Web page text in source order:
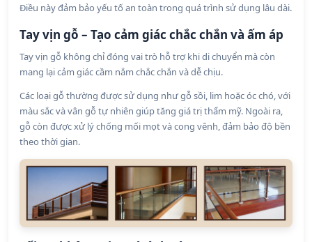
Điều này đảm bảo yếu tố an toàn trong quá trình sử dụng lâu dài.
Tay vịn gỗ – Tạo cảm giác chắc chắn và ấm áp
Tay vịn gỗ không chỉ đóng vai trò hỗ trợ khi di chuyển mà còn
mang lại cảm giác cầm nắm chắc chắn và dễ chịu.
Các loại gỗ thường được sử dụng như gỗ sồi, lim hoặc óc chó, với
màu sắc và vân gỗ tự nhiên giúp tăng giá trị thẩm mỹ. Ngoài ra,
gỗ còn được xử lý chống mối mọt và cong vênh, đảm bảo độ bền
theo thời gian.